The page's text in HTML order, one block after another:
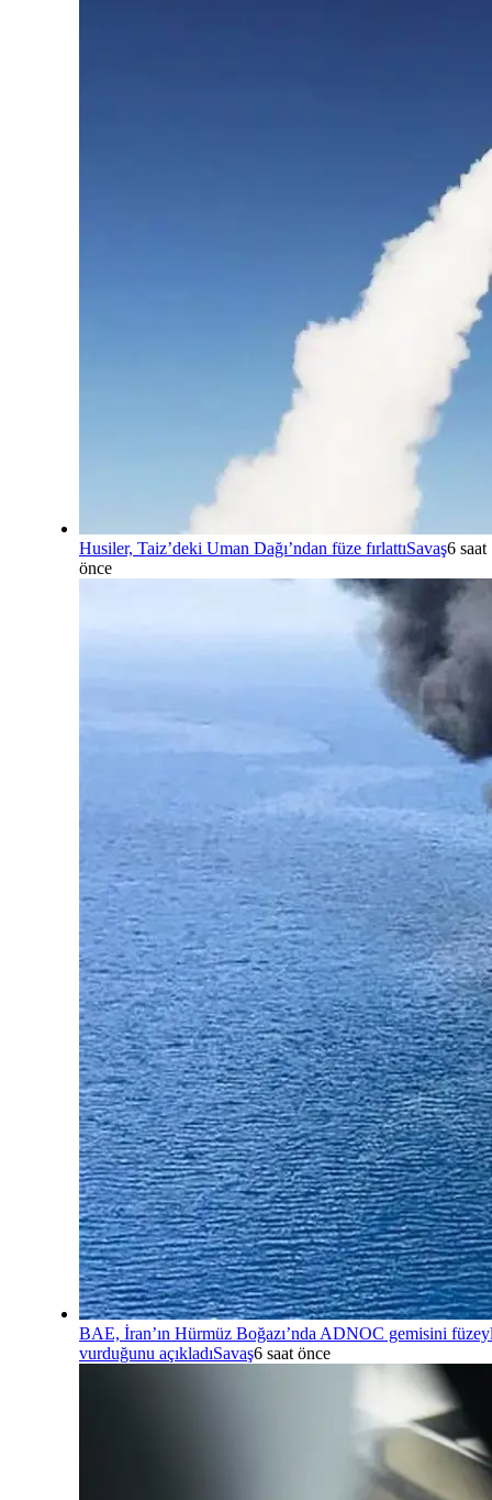
Husiler, Taiz’deki Uman Dağı’ndan füze fırlattıSavaş6 saat
önce
BAE, İran’ın Hürmüz Boğazı’nda ADNOC gemisini
vurduğunu açıkladıSavaş6 saat önce